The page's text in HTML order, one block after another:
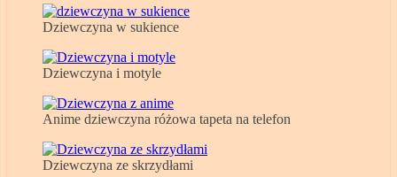
Dziewczyna w sukience
Dziewczyna i motyle
Anime dziewczyna różowa tapeta na telefon
Dziewczyna ze skrzydłami